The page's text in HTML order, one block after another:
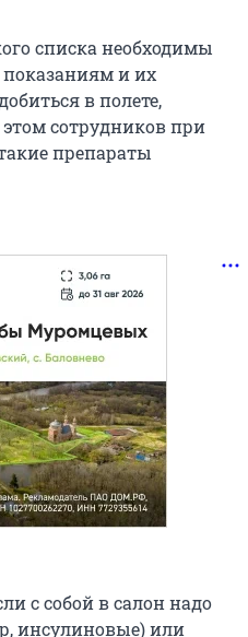
списка необходимы
и их
в полете,
этом сотрудников при
препараты
с собой в салон надо
инсулиновые) или